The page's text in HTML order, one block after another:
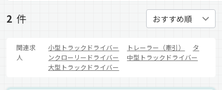
2 件
関連求
人
小型トラックドライバー トレーラー（牽引）
タ
ンクローリードライバー
中型トラックドライバー
大型トラックドライバー